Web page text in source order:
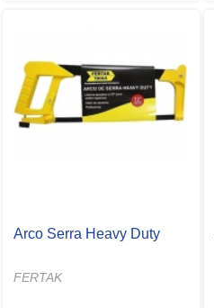
Arco Serra Heavy Duty
FERTAK